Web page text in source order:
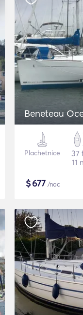
Beneteau
Plachetnice
37
11
$677 /noc